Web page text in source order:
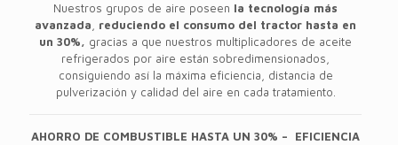
Nuestros grupos de aire poseen la tecnología más
avanzada
reduciendo el consumo del tractor hasta en
un 30%, gracias a que nuestros multiplicadores de aceite
refrigerados por aire están sobredimensionados,
consiguiendo así la máxima eficiencia, distancia de
pulverización y calidad del aire en cada tratamiento.
AHORRO DE COMBUSTIBLE HASTA UN 30% – EFICIENCIA